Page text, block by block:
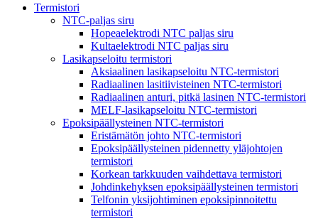
Termistori
NTC-paljas siru
Hopeaelektrodi NTC paljas siru
Kultaelektrodi NTC paljas siru
Lasikapseloitu termistori
Aksiaalinen lasikapseloitu NTC-termistori
Radiaalinen lasitiivisteinen NTC-termistori
Radiaalinen anturi, pitkä lasinen NTC-termistori
MELF-lasikapseloitu NTC-termistori
Epoksipäällysteinen NTC-termistori
Eristämätön johto NTC-termistori
Epoksipäällysteinen pidennetty yläjohtojen
termistori
Korkean tarkkuuden vaihdettava termistori
Johdinkehyksen epoksipäällysteinen termistori
Telfonin yksijohtiminen epoksipinnoitettu
termistori